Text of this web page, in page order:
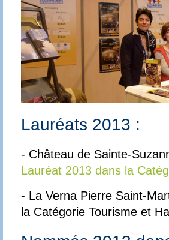
Lauréats 2013 :
- Château de Sainte-
Lauréat 2013 dans la
- La Verna Pierre Saint-
la Catégorie Tourisme et